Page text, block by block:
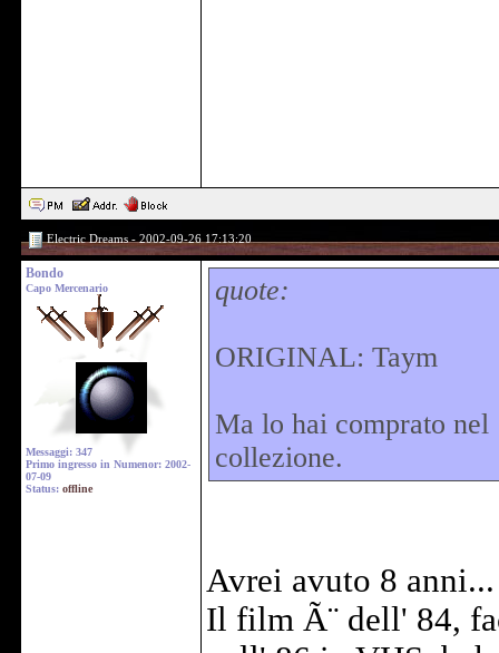
Electric Dreams - 2002-09-26 17:13:20
Bondo
Capo Mercenario
Messaggi: 347
Primo ingresso in Numenor: 2002-
07-09
Status: offline
quote:
ORIGINAL: Taym
Ma lo hai comprato nel
collezione.
Avrei avuto 8
Il film Ã¨ dell' 84,